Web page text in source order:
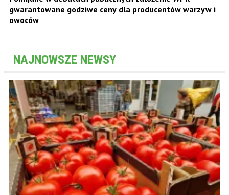
gwarantowane godziwe ceny dla producentów warzyw i
owoców
NAJNOWSZE NEWSY